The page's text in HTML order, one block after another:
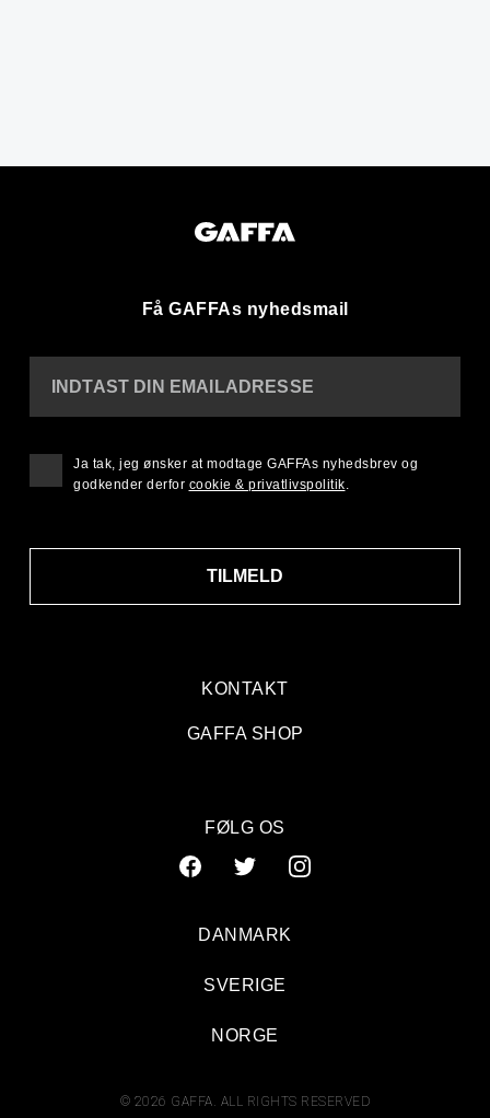
Få GAFFAs nyhedsmail
KONTAKT
GAFFA SHOP
INDTAST DIN EMAILADRESSE
TILMELD
Ja tak, jeg ønsker at modtage GAFFAs nyhedsbrev og
godkender derfor cookie & privatlivspolitik.
FØLG OS
© 2026 GAFFA. ALL RIGHTS RESERVED
DANMARK
SVERIGE
NORGE